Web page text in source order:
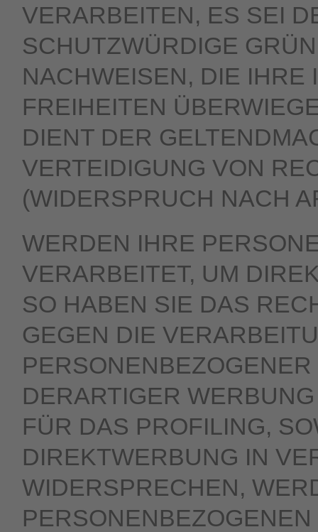
VERARBEITEN, ES SEI
SCHUTZWÜRDIGE
NACHWEISEN, DIE
FREIHEITEN
DIENT DER
VERTEIDIGUNG VON
(WIDERSPRUCH NACH
WERDEN IHRE
VERARBEITET, UM
SO HABEN SIE DAS
GEGEN DIE
DERARTIGER
FÜR DAS PROFILING,
DIREKTWERBUNG IN
WIDERSPRECHEN,